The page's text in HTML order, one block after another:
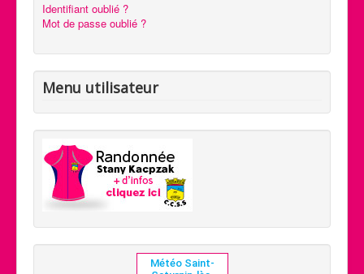
Identifiant oublié ?
Mot de passe oublié ?
Menu utilisateur